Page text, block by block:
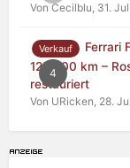
Von Cecilblu, 31. Juli
4
Verkauf
Ferrari
125.000 km –
restauriert
Von URicken, 28.